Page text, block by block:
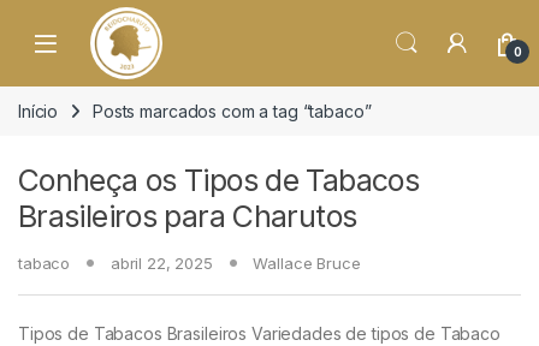
Open 0
Início Posts marcados com a tag “tabaco”
Conheça os Tipos de Tabacos
Brasileiros para Charutos
tabaco abril 22, 2025 Wallace Bruce
Tipos de Tabacos Brasileiros Variedades de tipos de Tabaco